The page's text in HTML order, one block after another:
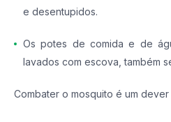
e desentupidos.
Os potes de comida e de
lavados com escova, também
Combater o mosquito é um